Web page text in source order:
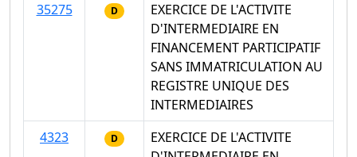
35275
D
EXERCICE DE L'ACTIVITE
D'INTERMEDIAIRE EN
FINANCEMENT PARTICIPATIF
SANS IMMATRICULATION AU
REGISTRE UNIQUE DES
INTERMEDIAIRES
4323
D
EXERCICE DE L'ACTIVITE